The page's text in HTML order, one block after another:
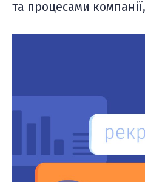
та процесами